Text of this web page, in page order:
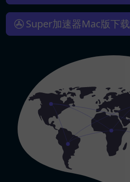
Super加速器Mac版下载